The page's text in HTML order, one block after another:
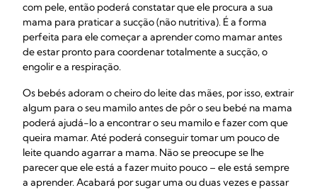
com pele, então poderá constatar que ele procura a sua
mama para praticar a sucção (não nutritiva). É a forma
perfeita para ele começar a aprender como mamar antes
de estar pronto para coordenar totalmente a sucção, o
engolir e a respiração.
Os bebés adoram o cheiro do leite das mães, por isso, extrair
algum para o seu mamilo antes de pôr o seu bebé na mama
poderá ajudá-lo a encontrar o seu mamilo e fazer com que
queira mamar. Até poderá conseguir tomar um pouco de
leite quando agarrar a mama. Não se preocupe se lhe
parecer que ele está a fazer muito pouco – ele está sempre
a aprender. Acabará por sugar uma ou duas vezes e passar